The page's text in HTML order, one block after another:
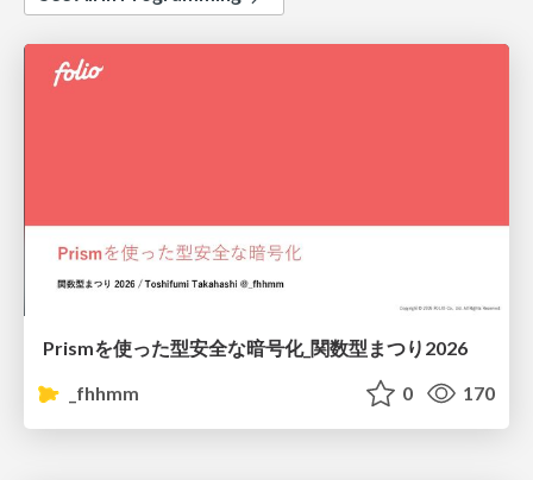
Prismを使った型安全な暗号化_関数型まつり2026
_fhhmm
0 170